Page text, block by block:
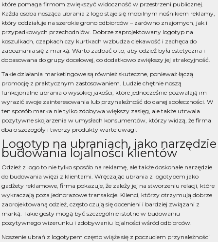
które pomaga firmom zwiększyć widoczność w przestrzeni publicznej.
Każda osoba nosząca ubrania z logo staje się mobilnym nośnikiem reklamy,
który oddziałuje na szerokie grono odbiorców – zarówno znajomych, jak i
przypadkowych przechodniów. Dobrze zaprojektowany logotyp na
koszulkach, czapkach czy kurtkach wzbudza ciekawość i zachęca do
zapoznania się z marką. Warto zadbać o to, aby odzież była estetyczna i
dopasowana do grupy docelowej, co dodatkowo zwiększy jej atrakcyjność.
Takie działania marketingowe są również skuteczne, ponieważ łączą
promocję z praktycznym zastosowaniem. Ludzie chętnie noszą
funkcjonalne ubrania o wysokiej jakości, które jednocześnie pozwalają im
wyrazić swoje zainteresowania lub przynależność do danej społeczności. W
ten sposób marka nie tylko zdobywa większy zasięg, ale także utrwala
pozytywne skojarzenia w umysłach konsumentów, którzy widzą, że firma
dba o szczegóły i tworzy produkty warte uwagi.
Logotyp na ubraniach, jako narzędzie
budowania lojalności klientów
Odzież z logo to nie tylko sposób na reklamę, ale także doskonałe narzędzie
do budowania więzi z klientami. Wręczając ubrania z logotypem jako
gadżety reklamowe, firma pokazuje, że zależy jej na stworzeniu relacji, które
wykraczają poza jednorazowe transakcje. Klienci, którzy otrzymują dobrze
zaprojektowaną odzież, często czują się docenieni i bardziej związani z
marką. Takie gesty mogą być szczególnie istotne w budowaniu
pozytywnego wizerunku i zdobywaniu lojalności wśród odbiorców.
Noszenie ubrań z logotypem często wiąże się z poczuciem przynależności